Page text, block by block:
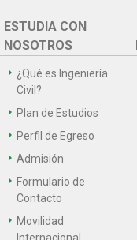
ESTUDIA CON
NOSOTROS
¿Qué es Ingeniería
Civil?
Plan de Estudios
Perfil de Egreso
Admisión
Formulario de
Contacto
Movilidad